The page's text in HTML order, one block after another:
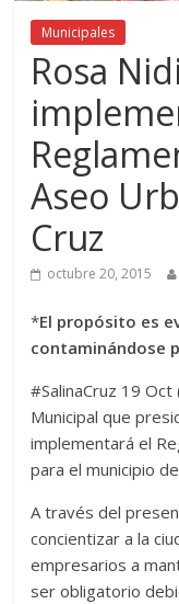
Municipales
Rosa
Aseo
Cruz
octubre 20, 2015
*El propósito es
contaminándose
#SalinaCruz 19
Municipal que
implementará el
para el municipio
A través del
concientizar a la
empresarios a
ser obligatorio